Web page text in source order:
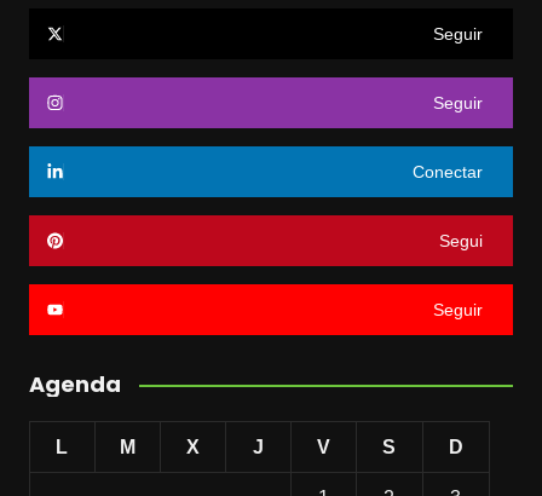
Seguir
Seguir
Conectar
Segui
Seguir
Agenda
L M X J V S D